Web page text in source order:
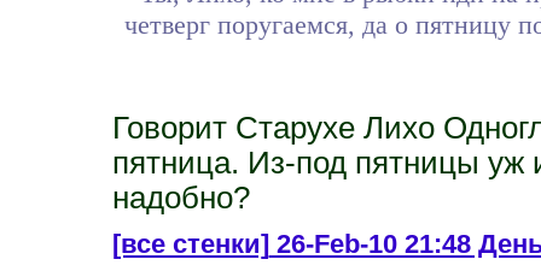
четверг поругаемся, да о пятницу
Говорит Старухе Лихо
пятница. Из-под пятницы уж
надобно?
[все стенки]26-Feb-10 21:48